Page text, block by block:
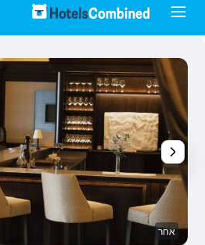
אחר